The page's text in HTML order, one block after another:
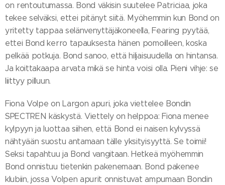
on rentoutumassa. Bond väkisin suutelee Patriciaa, joka
tekee selväksi, ettei pitänyt siitä. Myöhemmin kun Bond on
yritetty tappaa selänvenyttäjäkoneella, Fearing pyytää,
ettei Bond kerro tapauksesta hänen pomoilleen, koska
pelkää potkuja. Bond sanoo, että hiljaisuudella on hintansa.
Ja koittakaapa arvata mikä se hinta voisi olla. Pieni vihje: se
liittyy pilluun.
Fiona Volpe on Largon apuri, joka viettelee Bondin
SPECTREN käskystä. Viettely on helppoa: Fiona menee
kylpyyn ja luottaa siihen, että Bond ei naisen kylvyssä
nähtyään suostu antamaan tälle yksityisyyttä. Se toimii!
Seksi tapahtuu ja Bond vangitaan. Hetkeä myöhemmin
Bond onnistuu tietenkin pakenemaan. Bond pakenee
klubiin, jossa Volpen apurit onnistuvat ampumaan Bondin